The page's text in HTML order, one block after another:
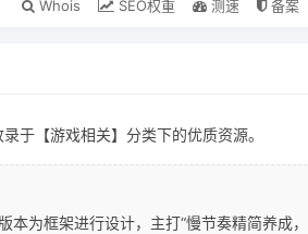
Whois SEO权重 测速 备案
于【游戏相关】分类下的优质资源。
本为框架进行设计，主打“慢节奏精简养成